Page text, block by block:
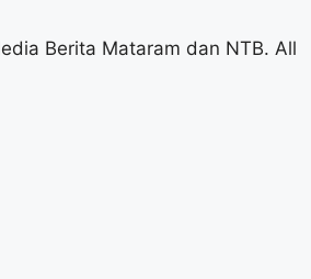
Berita Mataram dan NTB. All